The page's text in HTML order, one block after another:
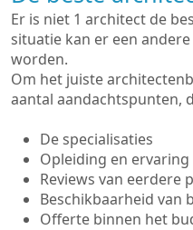
Er is niet 1 architect de
situatie kan er een
worden.
Om het juiste
aantal aandachtspunten,
De specialisaties
Opleiding en ervaring
Reviews van eerdere
Beschikbaarheid van
Offerte binnen het